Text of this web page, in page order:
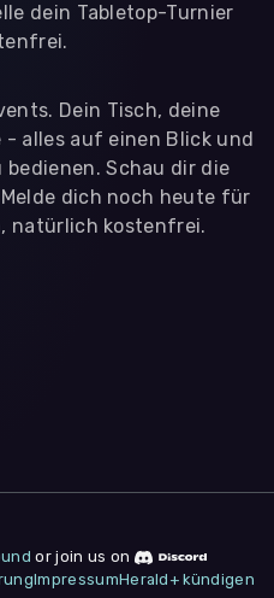
dein Tabletop-Turnier
Dein Tisch, deine
- alles auf einen Blick und
Schau dir die
dich noch heute für
natürlich kostenfrei.
"
or join us on
ImpressumHerald+ kündigen